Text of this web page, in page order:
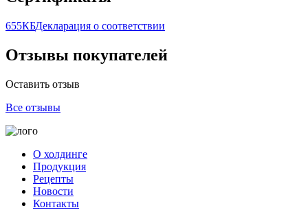
655КБДекларация о соответствии
Отзывы покупателей
Оставить отзыв
Все отзывы
О холдинге
Продукция
Рецепты
Новости
Контакты